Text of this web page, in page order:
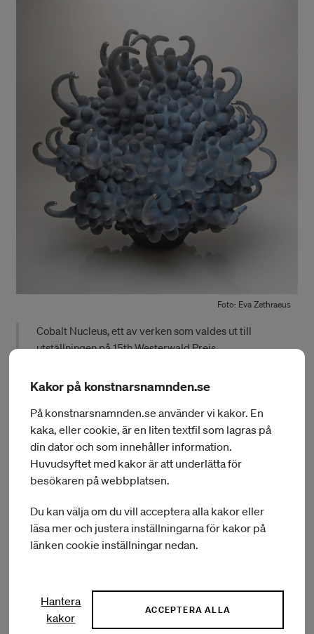
Foto: Eva Zethraeus
Cobalt Nucleus, ett av verken som valdes ut till
utställningen på 15th Westerwald Preis
Textilkonstnären Åsa Pärson beviljades ett resebidrag för en
används i produktionen av textiler. I Okinawa ska Åsa Pärson
studera framställningen av basho-fu (tråd/tyg av
bananfiber) och även träffa ett företag i Uji som arbetar med
en grupp fibrer som under samlingsnamnet ASA förädlas till
tråd. Åsa Pärson skriver:
Jag har haft en lång relation och nära relation med
språklighet kring görandet. Jag har själv använt mycket
naturfibrer (såklart) men de mer givna och vanliga
såsom lin, rami, hampa. Men hur fungerar andra gräs?
Kakor på konstnarsnamnden.se
På konstnarsnamnden.se använder vi kakor. En
kaka, eller cookie, är en liten textfil som lagras på
din dator och som innehåller information.
Huvudsyftet med kakor är att underlätta för
besökaren på webbplatsen.
Du kan välja om du vill acceptera alla kakor eller
läsa mer och justera inställningarna för kakor på
länken cookie inställningar nedan.
Hantera
kakor
ACCEPTERA ALLA